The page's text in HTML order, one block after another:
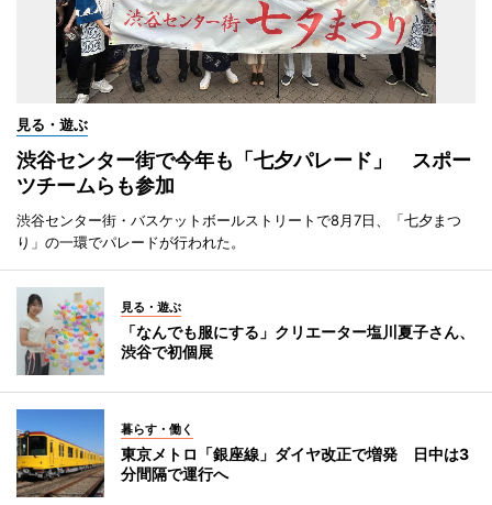
見る・遊ぶ
渋谷センター街で今年も「七夕パレード」 スポー
ツチームらも参加
渋谷センター街・バスケットボールストリートで8月7日、「七夕まつ
り」の一環でパレードが行われた。
見る・遊ぶ
「なんでも服にする」クリエーター塩川夏子さん、
渋谷で初個展
暮らす・働く
東京メトロ「銀座線」ダイヤ改正で増発 日中は3
分間隔で運行へ